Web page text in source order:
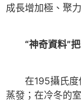
成長增加極、聚
“神奇資料”
在195攝氏度
蒸發；在冷冬的